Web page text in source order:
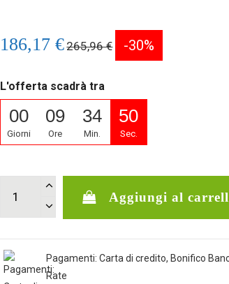
186,17 €265,96 € -30%
L'offerta scadrà tra
00
Giorni
09
Ore
34
Min.
50
Sec.
Aggiungi al
Pagamenti: Carta di credito, Bonifico
Rate